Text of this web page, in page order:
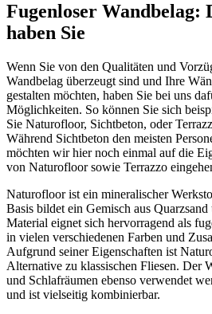
Fugenloser Wandbelag:
haben Sie
Wenn Sie von den Qualitäten und
Wandbelag überzeugt sind und Ihre
gestalten möchten, haben Sie bei uns
Möglichkeiten. So können Sie sich
Sie Naturofloor, Sichtbeton, oder
Während Sichtbeton den meisten
möchten wir hier noch einmal auf die
von Naturofloor sowie Terrazzo
Naturofloor ist ein mineralischer
Basis bildet ein Gemisch aus
Material eignet sich hervorragend als
in vielen verschiedenen Farben und
Aufgrund seiner Eigenschaften ist
Alternative zu klassischen Fliesen. Der
und Schlafräumen ebenso verwendet
und ist vielseitig kombinierbar.